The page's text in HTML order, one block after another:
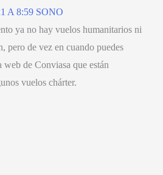
A 8:59 SONO
ya no hay vuelos humanitarios ni
, pero de vez en cuando puedes
web de Conviasa que están
vuelos chárter.